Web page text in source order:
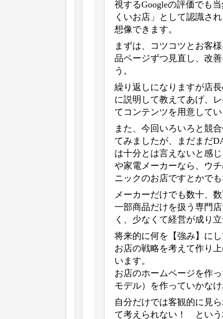
視するGoogleの評価でも
くいお店」として認識さ
想像できます。
まずは、コツコツとお客
品ページずつ見直し、改
う。
繰り返しになりますが店
に説明して教えてあげ、
てコンテンツを用意して
また、今回いろいろと競
てみましたが、まだまだ
は十分とは言えないと感
や家電メーカーなら、ウ
ニックのお店ですとかで
メーカーだけでも数十、
一部商品だけを扱う専門
く、少なくて経営が成り
将来的に何を【強み】に
お店の戦略を考えて作り
います。
お店のホームページを作
モデル）を作っていかな
自分だけでは客観的に見
て考えられない！ という